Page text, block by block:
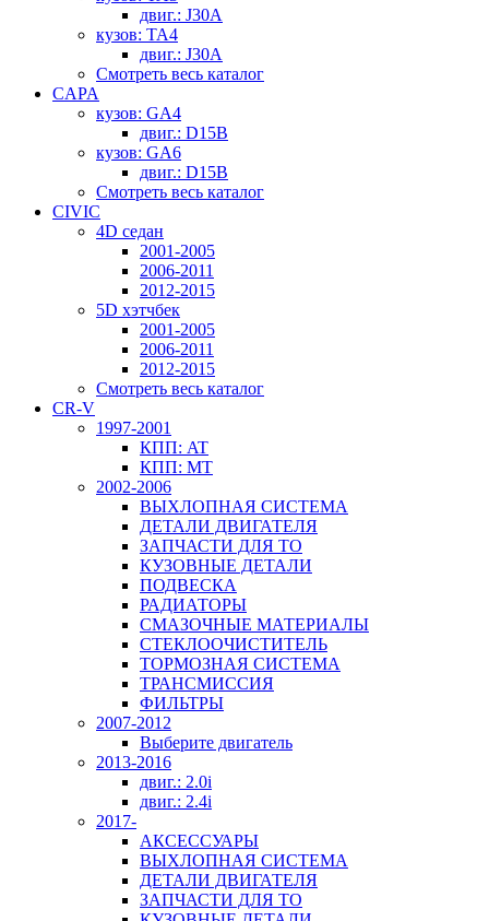
двиг.: J30A
кузов: TA4
двиг.: J30A
Смотреть весь каталог
CAPA
кузов: GA4
двиг.: D15B
кузов: GA6
двиг.: D15B
Смотреть весь каталог
CIVIC
4D седан
2001-2005
2006-2011
2012-2015
5D хэтчбек
2001-2005
2006-2011
2012-2015
Смотреть весь каталог
CR-V
1997-2001
КПП: AT
КПП: MT
2002-2006
ВЫХЛОПНАЯ СИСТЕМА
ДЕТАЛИ ДВИГАТЕЛЯ
ЗАПЧАСТИ ДЛЯ ТО
КУЗОВНЫЕ ДЕТАЛИ
ПОДВЕСКА
РАДИАТОРЫ
СМАЗОЧНЫЕ МАТЕРИАЛЫ
СТЕКЛООЧИСТИТЕЛЬ
ТОРМОЗНАЯ СИСТЕМА
ТРАНСМИССИЯ
ФИЛЬТРЫ
2007-2012
Выберите двигатель
2013-2016
двиг.: 2.0i
двиг.: 2.4i
2017-
АКСЕССУАРЫ
ВЫХЛОПНАЯ СИСТЕМА
ДЕТАЛИ ДВИГАТЕЛЯ
ЗАПЧАСТИ ДЛЯ ТО